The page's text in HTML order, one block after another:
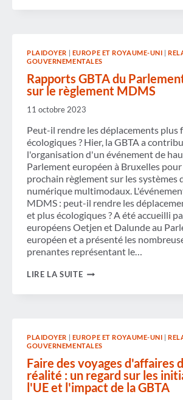
EUROPÉEN
DES
CARBURANTS
D'AVIATION
DURABLES
LA
SUR
L'INDUSTRIE
NET
ZERO
PLAIDOYER | EUROPE ET ROYAUME-UNI |
GOUVERNEMENTALES
Rapports GBTA du
sur le règlement MDMS
11 octobre 2023
Peut-il rendre les déplacements plus
écologiques ? Hier, la GBTA a
l'organisation d'un événement de
Parlement européen à Bruxelles
prochain règlement sur les systèmes
numérique multimodaux.
MDMS : peut-il rendre les
et plus écologiques ? A été accueilli
européens Oetjen et Dalunde au
européen et a présenté les
prenantes représentant le…
LIRE LA SUITERAPPORTS
RÈGLEMENT
MDMS
PLAIDOYER | EUROPE ET ROYAUME-UNI |
GOUVERNEMENTALES
Faire des voyages d'affaires
réalité : un regard sur les
l'UE et l'impact de la GBTA